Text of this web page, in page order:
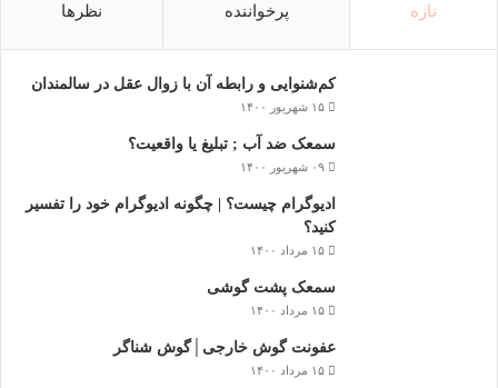
تازه پرخواننده نظرها
کم‌شنوایی و رابطه آن با زوال عقل در سالمندان
۱۵ شهریور ۱۴۰۰
سمعک ضد آب ; تبلیغ یا واقعیت؟
۰۹ شهریور ۱۴۰۰
ادیوگرام چیست؟ | چگونه ادیوگرام خود را تفسیر
کنید؟
۱۵ مرداد ۱۴۰۰
سمعک‌ پشت گوشی
۱۵ مرداد ۱۴۰۰
عفونت گوش خارجی│گوش شناگر
۱۵ مرداد ۱۴۰۰